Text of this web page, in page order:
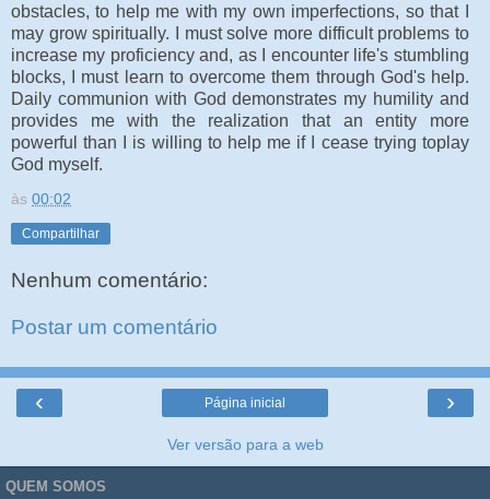
obstacles, to help me with my own imperfections, so that I
may grow spiritually. I must solve more difficult problems to
increase my proficiency and, as I encounter life's stumbling
blocks, I must learn to overcome them through God's help.
Daily communion with God demonstrates my humility and
provides me with the realization that an entity more
powerful than I is willing to help me if I cease trying toplay
God myself.
às 00:02
Compartilhar
Nenhum comentário:
Postar um comentário
‹ ›
Página inicial
Ver versão para a web
QUEM SOMOS